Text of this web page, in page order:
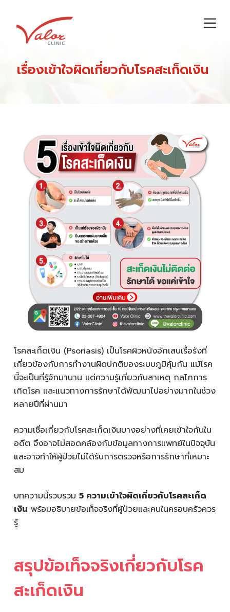
เรื่องเข้าใจผิดเกี่ยวกับโรคสะเก็ดเงิน
โรคสะเก็ดเงิน (Psoriasis) เป็นโรคผิวหนังอักเสบเรื้อรังที่
เกี่ยวข้องกับการทำงานผิดปกติของระบบภูมิคุ้มกัน แม้โรค
นี้จะเป็นที่รู้จักมานาน แต่ความรู้เกี่ยวกับสาเหตุ กลไกการ
เกิดโรค และแนวทางการรักษาได้พัฒนาไปอย่างมากในช่วง
หลายปีที่ผ่านมา
ความเชื่อเกี่ยวกับโรคสะเก็ดเงินบางอย่างที่เคยเข้าใจกันใน
อดีต จึงอาจไม่สอดคล้องกับข้อมูลทางการแพทย์ในปัจจุบัน
และอาจทำให้ผู้ป่วยไม่ได้รับการตรวจหรือการรักษาที่เหมาะ
สม
บทความนี้รวบรวม 5 ความเข้าใจผิดเกี่ยวกับโรคสะเก็ด
เงิน พร้อมอธิบายข้อเท็จจริงที่ผู้ป่วยและคนในครอบครัวควร
รู้
สรุปข้อเท็จจริงเกี่ยวกับโรค
สะเก็ดเงิน